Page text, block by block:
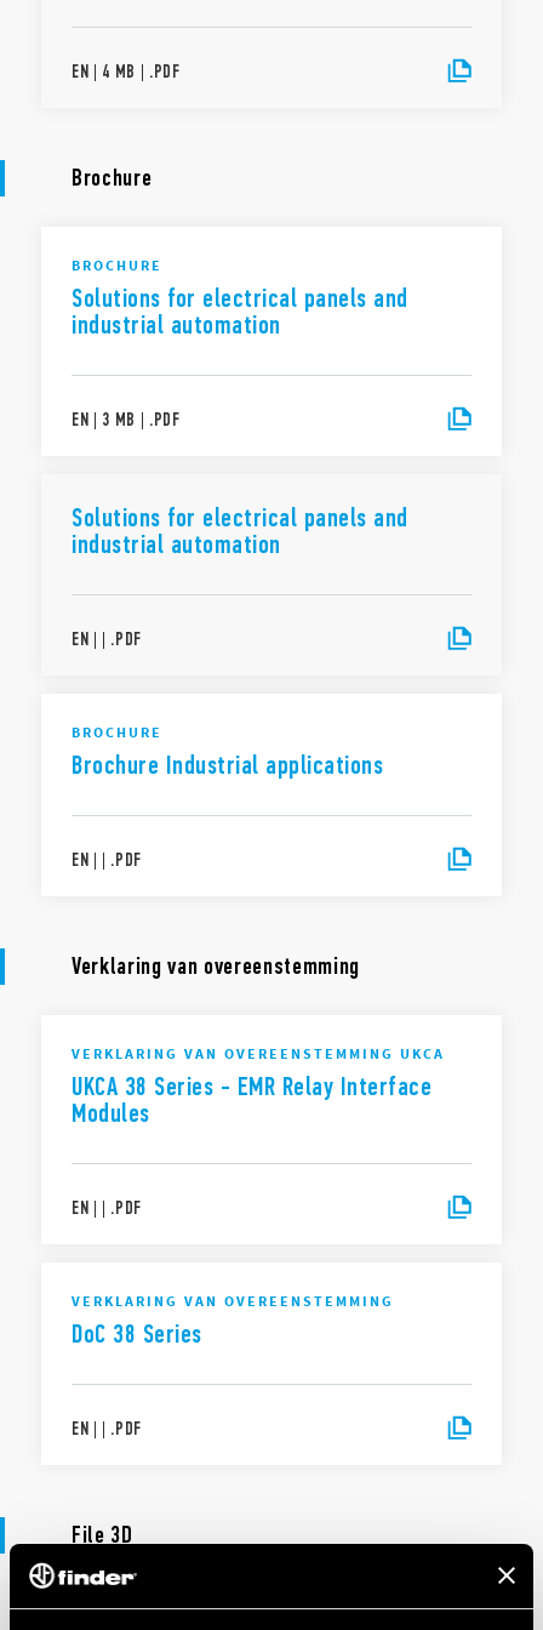
EN | 4 MB | .PDF
Brochure
BROCHURE
Solutions for electrical panels and
industrial automation
EN | 3 MB | .PDF
Solutions for electrical panels and
industrial automation
EN | | .PDF
BROCHURE
Brochure Industrial applications
EN | | .PDF
Verklaring van overeenstemming
VERKLARING VAN OVEREENSTEMMING UKCA
UKCA 38 Series - EMR Relay Interface
Modules
EN | | .PDF
VERKLARING VAN OVEREENSTEMMING
DoC 38 Series
EN | | .PDF
File 3D